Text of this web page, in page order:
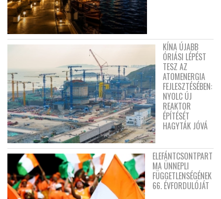
KÍNA ÚJABB
ÓRIÁSI LÉPÉST
TESZ AZ
ATOMENERGIA
FEJLESZTÉSÉBEN:
NYOLC ÚJ
REAKTOR
ÉPÍTÉSÉT
HAGYTÁK JÓVÁ
ELEFÁNTCSONTPART
MA ÜNNEPLI
FÜGGETLENSÉGÉNEK
66. ÉVFORDULÓJÁT